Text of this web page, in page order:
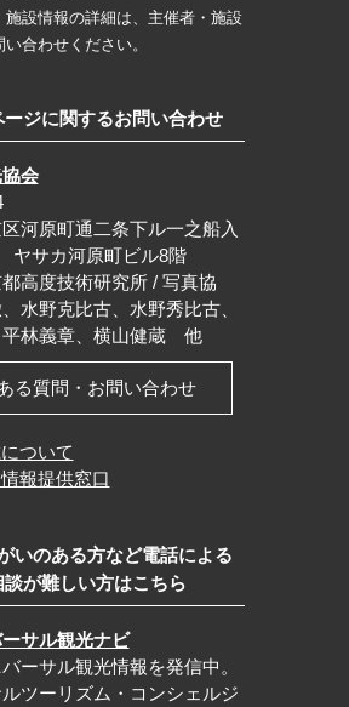
設情報の詳細は、主催者・施設
合わせください。
ージに関するお問い合わせ
会
河原町通二条下ル一之船入
サカ河原町ビル8階
都高度技術研究所 / 写真協
水野克比古、水野秀比古、
平林義章、横山健蔵 他
る質問・お問い合わせ
ついて
報提供窓口
いのある方など電話による
談が難しい方はこちら
サル観光ナビ
ーサル観光情報を発信中。
ツーリズム・コンシェルジ